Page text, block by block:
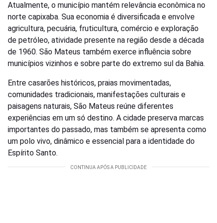
Atualmente, o município mantém relevância econômica no
norte capixaba. Sua economia é diversificada e envolve
agricultura, pecuária, fruticultura, comércio e exploração
de petróleo, atividade presente na região desde a década
de 1960. São Mateus também exerce influência sobre
municípios vizinhos e sobre parte do extremo sul da Bahia.
Entre casarões históricos, praias movimentadas,
comunidades tradicionais, manifestações culturais e
paisagens naturais, São Mateus reúne diferentes
experiências em um só destino. A cidade preserva marcas
importantes do passado, mas também se apresenta como
um polo vivo, dinâmico e essencial para a identidade do
Espírito Santo.